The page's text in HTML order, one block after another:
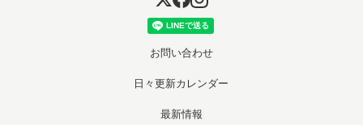
お問い合わせ
日々更新カレンダー
最新情報